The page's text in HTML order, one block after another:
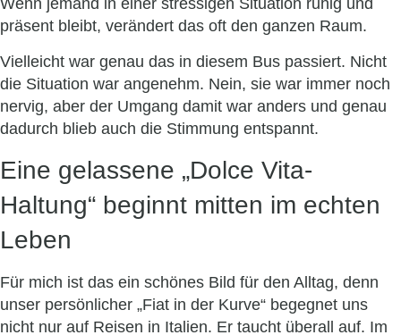
Wenn jemand in einer stressigen Situation ruhig und
präsent bleibt, verändert das oft den ganzen Raum.
Vielleicht war genau das in diesem Bus passiert. Nicht
die Situation war angenehm. Nein, sie war immer noch
nervig, aber der Umgang damit war anders und genau
dadurch blieb auch die Stimmung entspannt.
Eine gelassene „Dolce Vita-
Haltung“ beginnt mitten im echten
Leben
Für mich ist das ein schönes Bild für den Alltag, denn
unser persönlicher „Fiat in der Kurve“ begegnet uns
nicht nur auf Reisen in Italien. Er taucht überall auf. Im